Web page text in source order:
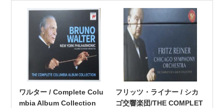
ワルター / Complete Colu
mbia Album Collection
フリッツ・ライナー / シカ
ゴ交響楽団/THE COMPLET